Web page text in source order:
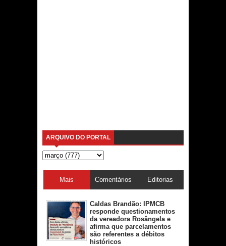
ARQUIVO DO PORTAL
Mais
acessadas
Comentários Editorias
Caldas Brandão: IPMCB
responde questionamentos
da vereadora Rosângela e
afirma que parcelamentos
são referentes a débitos
históricos